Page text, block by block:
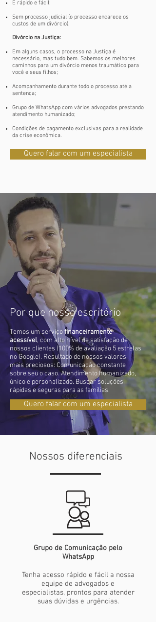
É rápido e fácil;
Sem processo judicial (o processo encarece os
custos de um divórcio).
Divórcio na Justiça:
Em alguns casos, o processo na Justiça é
necessário, mas tudo bem. Sabemos os melhores
caminhos para um divórcio menos traumático para
você e seus filhos;
Acompanhamento durante todo o processo até a
sentença;
Grupo de WhatsApp com vários advogados prestando
atendimento humanizado;
Condições de pagamento exclusivas para a realidade
da crise econômica.
Quero falar com um especialista
Por que nosso escritório
Temos um serviçofinanceiramente
acessível, com alto nível de satisfação de
nossos clientes (100% de avaliação 5 estrelas
no Google). Resultado de nossos valores
mais preciosos: Comunicação constante
sobre seu o caso. Atendimento humanizado,
único e personalizado. Buscar soluções
rápidas e seguras para as famílias.
Quero falar com um especialista
Nossos diferenciais
Grupo de Comunicação pelo
WhatsApp
Tenha acesso rápido e fácil a nossa
equipe de advogados e
especialistas, prontos para atender
suas dúvidas e urgências.